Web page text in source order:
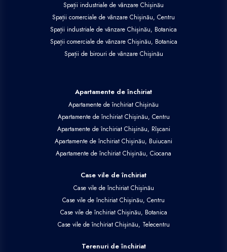
Spații industriale de vânzare Chișinău
Spații comerciale de vânzare Chișinău, Centru
Spații industriale de vânzare Chișinău, Botanica
Spații comerciale de vânzare Chișinău, Botanica
Spații de birouri de vânzare Chișinău
Apartamente de închiriat
Apartamente de închiriat Chișinău
Apartamente de închiriat Chișinău, Centru
Apartamente de închiriat Chișinău, Rîșcani
Apartamente de închiriat Chișinău, Buiucani
Apartamente de închiriat Chișinău, Ciocana
Case vile de închiriat
Case vile de închiriat Chișinău
Case vile de închiriat Chișinău, Centru
Case vile de închiriat Chișinău, Botanica
Case vile de închiriat Chișinău, Telecentru
Terenuri de închiriat